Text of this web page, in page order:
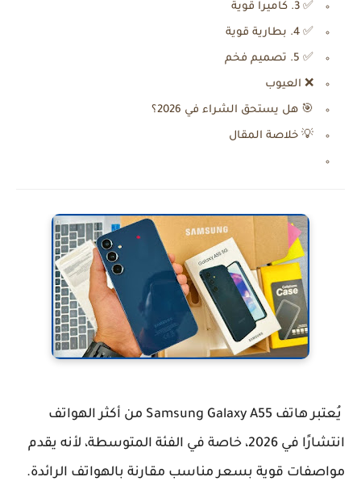
✅ 3. كاميرا قوية
✅ 4. بطارية قوية
✅ 5. تصميم فخم
❌ العيوب
🎯 هل يستحق الشراء في 2026؟
💡 خلاصة المقال
يُعتبر هاتف Samsung Galaxy A55 من أكثر الهواتف
انتشارًا في 2026، خاصة في الفئة المتوسطة، لأنه يقدم
مواصفات قوية بسعر مناسب مقارنة بالهواتف الرائدة.